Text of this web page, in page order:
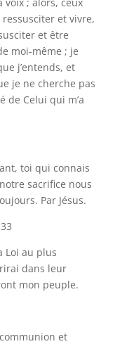
et vivre,
et être
moi-même ; je
j’entends, et
je ne cherche pas
de Celui qui m’a
toi qui connais
sacrifice nous
Par Jésus.
Loi au plus
dans leur
mon peuple.
et